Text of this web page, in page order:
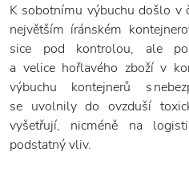
K sobotnímu výbuchu došlo v
největším íránském
sice pod kontrolou, ale
a velice hořlavého zboží v
výbuchu kontejnerů s
se uvolnily do ovzduší
vyšetřují, nicméně na
podstatný vliv.